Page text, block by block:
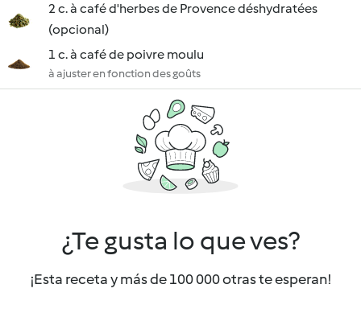
2 c. à café d'herbes de Provence déshydratées
(opcional)
1 c. à café de poivre moulu
à ajuster en fonction des goûts
¿Te gusta lo que ves?
¡Esta receta y más de 100 000 otras te esperan!